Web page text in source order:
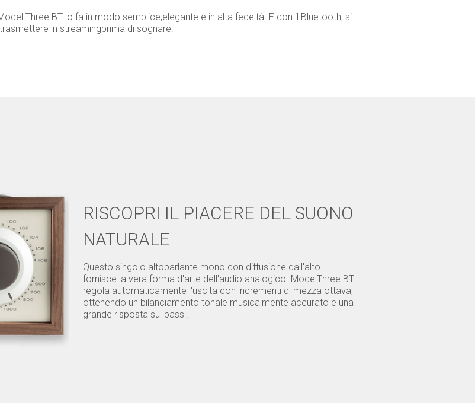
Three BT lo fa in modo semplice,elegante e in alta fedeltà. E con il Bluetooth, si
in streamingprima di sognare.
RISCOPRI IL PIACERE DEL SUONO
NATURALE
Questo singolo altoparlante mono con diffusione dall'alto
fornisce la vera forma d'arte dell'audio analogico. ModelThree BT
regola automaticamente l'uscita con incrementi di mezza ottava,
ottenendo un bilanciamento tonale musicalmente accurato e una
grande risposta sui bassi.